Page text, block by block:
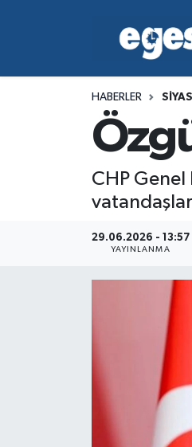
HABERLER
CHP Genel
29.06.2026 - 13:57
YAYINLANMA
Yazarlar
MAGAZİN
EGEDEN HABERLER
SİYASET
Trafik Durumu
Süper Lig Puan
Tüm Manşetler